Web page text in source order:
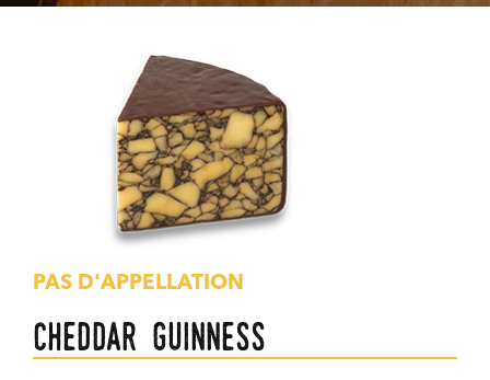
PAS D'APPELLATION
Cheddar Guinness